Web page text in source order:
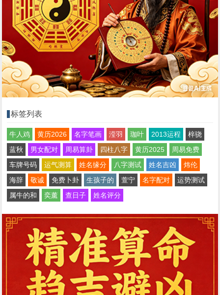
标签列表
牛人鸡 黄历2026 名字笔画 滢羽 珈叶 2013运程
梓骁
蓝秋
男女配对 周易算卦 四柱八字 黄历2025
周易免费
车牌号码
运气测算 姓名缘分 八字测试 姓名吉凶
炜伦
海辞
敬诚 免费卜卦 生孩子的 萱宁 名字配对
运势测试
属牛的和
奕薰 查日子 姓名评分